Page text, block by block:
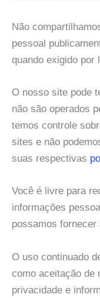
Não
pessoal
quando exigido por
O nosso site pode
não são operados
temos controle
sites e não
suas respectivas
Você é livre para
informações
possamos
O uso continuado
como aceitação de
privacidade e